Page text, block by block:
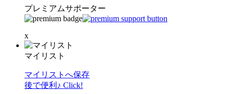
プレミアムサポーター
x
マイリスト
マイリストへ保存
後で便利♪ Click!